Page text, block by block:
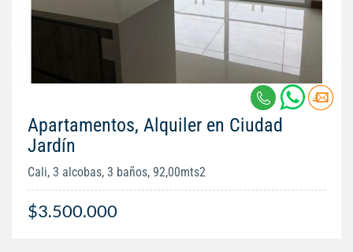
Apartamentos, Alquiler en Ciudad
Jardín
Cali, 3 alcobas, 3 baños, 92,00mts2
$3.500.000